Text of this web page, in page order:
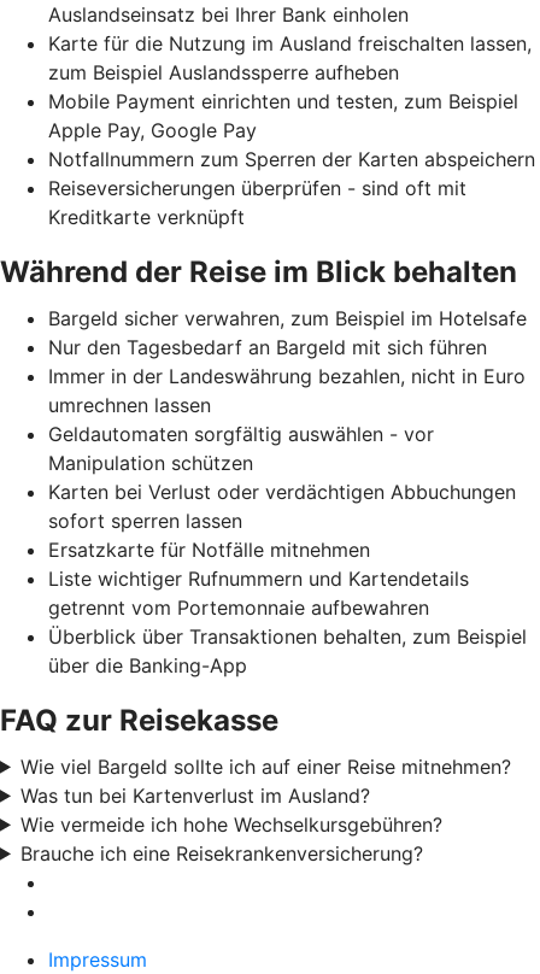
Auslandseinsatz bei Ihrer Bank einholen
Karte für die Nutzung im Ausland freischalten lassen,
zum Beispiel Auslandssperre aufheben
Mobile Payment einrichten und testen, zum Beispiel
Apple Pay, Google Pay
Notfallnummern zum Sperren der Karten abspeichern
Reiseversicherungen überprüfen - sind oft mit
Kreditkarte verknüpft
Während der Reise im Blick behalten
Bargeld sicher verwahren, zum Beispiel im Hotelsafe
Nur den Tagesbedarf an Bargeld mit sich führen
Immer in der Landeswährung bezahlen, nicht in Euro
umrechnen lassen
Geldautomaten sorgfältig auswählen - vor
Manipulation schützen
Karten bei Verlust oder verdächtigen Abbuchungen
sofort sperren lassen
Ersatzkarte für Notfälle mitnehmen
Liste wichtiger Rufnummern und Kartendetails
getrennt vom Portemonnaie aufbewahren
Überblick über Transaktionen behalten, zum Beispiel
über die Banking-App
FAQ zur Reisekasse
Wie viel Bargeld sollte ich auf einer Reise mitnehmen?
Was tun bei Kartenverlust im Ausland?
Wie vermeide ich hohe Wechselkursgebühren?
Brauche ich eine Reisekrankenversicherung?
Impressum